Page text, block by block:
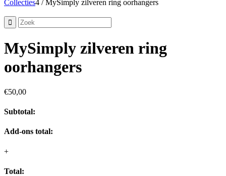
Collecties4 / MySimply zilveren ring oorhangers
MySimply zilveren ring
oorhangers
€50,00
Subtotal:
Add-ons total:
+
Total: